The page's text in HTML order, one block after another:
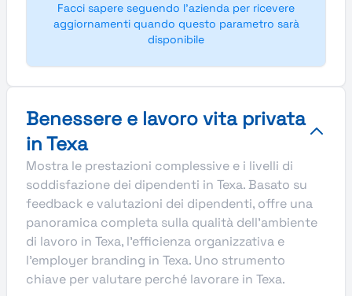
Facci sapere seguendo l'azienda per ricevere
aggiornamenti quando questo parametro sarà
disponibile
Benessere e lavoro vita privata
in Texa
Mostra le prestazioni complessive e i livelli di
soddisfazione dei dipendenti in Texa. Basato su
feedback e valutazioni dei dipendenti, offre una
panoramica completa sulla qualità dell’ambiente
di lavoro in Texa, l’efficienza organizzativa e
l’employer branding in Texa. Uno strumento
chiave per valutare perché lavorare in Texa.